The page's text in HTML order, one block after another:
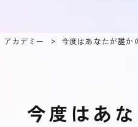
アカデミー 今度はあなたが誰か
今度はあ